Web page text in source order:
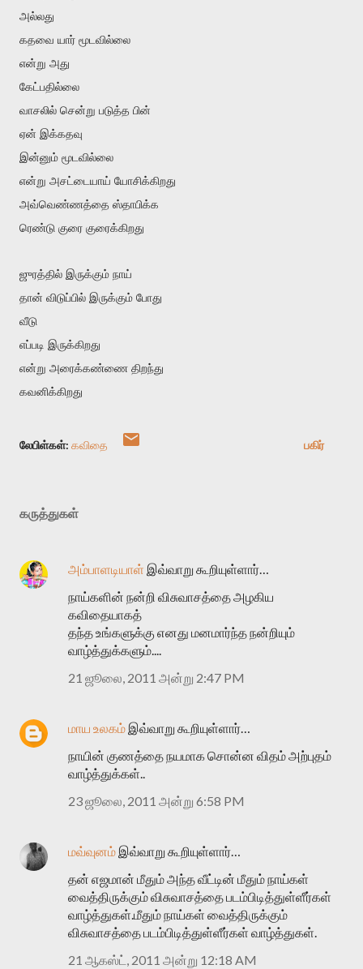
அல்லது
கதவை யார் மூடவில்லை
என்று அது
கேட்பதில்லை
வாசலில் சென்று படுத்த பின்
ஏன் இக்கதவு
இன்னும் மூடவில்லை
என்று அசட்டையாய் யோசிக்கிறது
அவ்வெண்ணத்தை ஸ்தாபிக்க
ரெண்டு குரை குரைக்கிறது
ஜுரத்தில் இருக்கும் நாய்
தான் விடுப்பில் இருக்கும் போது
வீடு
எப்படி இருக்கிறது
என்று அரைக்கண்ணை திறந்து
கவனிக்கிறது
லேபிள்கள்: கவிதை பகிர்
கருத்துகள்
அம்பாளடியாள் இவ்வாறு கூறியுள்ளார்…
நாய்களின் நன்றி விசுவாசத்தை அழகிய
கவிதையாகத்
தந்த உங்களுக்கு எனது மனமார்ந்த நன்றியும்
வாழ்த்துக்களும்....
21 ஜூலை, 2011 அன்று 2:47 PM
மாய உலகம் இவ்வாறு கூறியுள்ளார்…
நாயின் குணத்தை நயமாக சொன்ன விதம் அற்புதம்
வாழ்த்துக்கள்..
23 ஜூலை, 2011 அன்று 6:58 PM
மவ்வுனம் இவ்வாறு கூறியுள்ளார்…
தன் எஜமான் மீதும் அந்த வீட்டின் மீதும் நாய்கள்
வைத்திருக்கும் விசுவாசத்தை படம்பிடித்துள்ளீர்கள்
வாழ்த்துகள்.மீதும் நாய்கள் வைத்திருக்கும்
விசுவாசத்தை படம்பிடித்துள்ளீர்கள் வாழ்த்துகள்.
21 ஆகஸ்ட், 2011 அன்று 12:18 AM